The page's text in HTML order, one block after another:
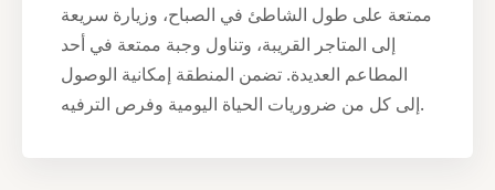
ممتعة على طول الشاطئ في الصباح، وزيارة سريعة
إلى المتاجر القريبة، وتناول وجبة ممتعة في أحد
المطاعم العديدة. تضمن المنطقة إمكانية الوصول
إلى كل من ضروريات الحياة اليومية وفرص الترفيه.